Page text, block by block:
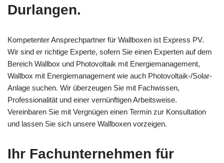
Durlangen.
Kompetenter Ansprechpartner für Wallboxen ist Express PV.
Wir sind er richtige Experte, sofern Sie einen Experten auf dem
Bereich Wallbox und Photovoltaik mit Energiemanagement,
Wallbox mit Energiemanagement wie auch Photovoltaik-/Solar-
Anlage suchen. Wir überzeugen Sie mit Fachwissen,
Professionalität und einer vernünftigen Arbeitsweise.
Vereinbaren Sie mit Vergnügen einen Termin zur Konsultation
und lassen Sie sich unsere Wallboxen vorzeigen.
Ihr Fachunternehmen für